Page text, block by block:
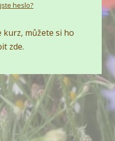
heslo?
kurz, můžete si ho
zde.